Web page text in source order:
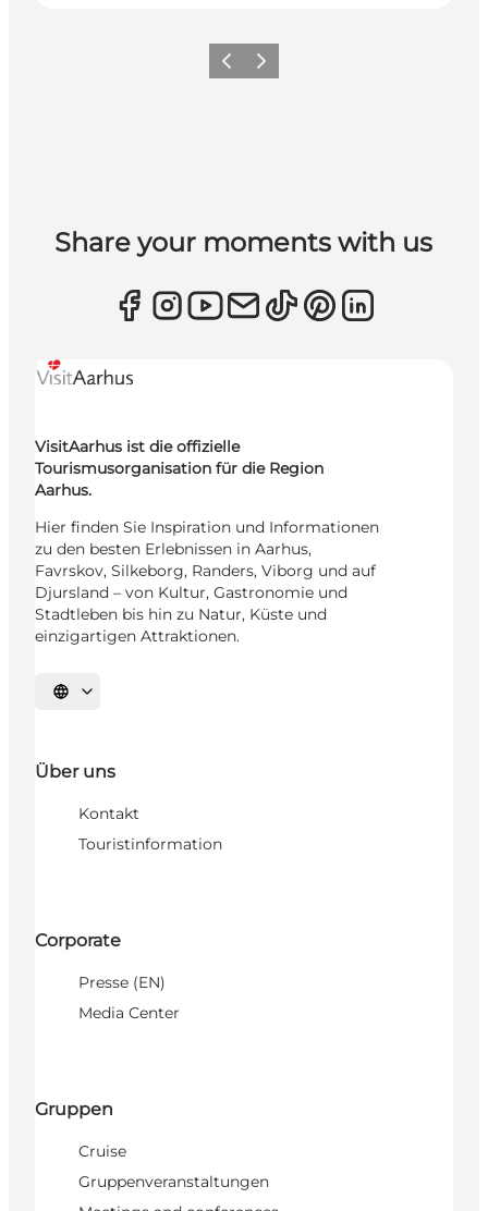
ZurückWeiter
Share your moments with us
VisitAarhus ist die offizielle
Tourismusorganisation für die Region
Aarhus.
Hier finden Sie Inspiration und Informationen
zu den besten Erlebnissen in Aarhus,
Favrskov, Silkeborg, Randers, Viborg und auf
Djursland – von Kultur, Gastronomie und
Stadtleben bis hin zu Natur, Küste und
einzigartigen Attraktionen.
Sprache auswählen
Über uns
Kontakt
Touristinformation
Corporate
Presse (EN)
Media Center
Gruppen
Cruise
Gruppenveranstaltungen